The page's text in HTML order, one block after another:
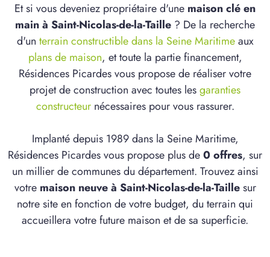
Et si vous deveniez propriétaire d'une maison clé en
main à Saint-Nicolas-de-la-Taille ? De la recherche
d'un terrain constructible dans la Seine Maritimeaux
plans de maison, et toute la partie financement,
Résidences Picardes vous propose de réaliser votre
projet de construction avec toutes lesgaranties
constructeurnécessaires pour vous rassurer.
Implanté depuis 1989 dans la Seine Maritime,
Résidences Picardes vous propose plus de0 offres, sur
un millier de communes du département. Trouvez ainsi
votre maison neuve à Saint-Nicolas-de-la-Taillesur
notre site en fonction de votre budget, du terrain qui
accueillera votre future maison et de sa superficie.